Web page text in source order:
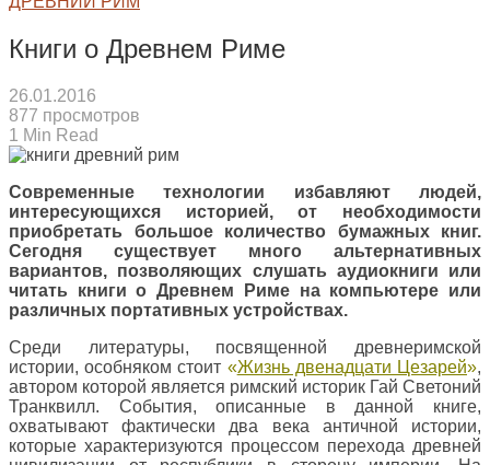
Книги о Древнем Риме
26.01.2016
877 просмотров
1 Min Read
Современные технологии избавляют людей,
интересующихся историей, от необходимости
приобретать большое количество бумажных книг.
Сегодня существует много альтернативных
вариантов, позволяющих слушать аудиокниги или
читать книги о Древнем Риме на компьютере или
различных портативных устройствах.
Среди литературы, посвященной древнеримской
истории, особняком стоит «Жизнь двенадцати Цезарей»,
автором которой является римский историк Гай Светоний
Транквилл. События, описанные в данной книге,
охватывают фактически два века античной истории,
которые характеризуются процессом перехода древней